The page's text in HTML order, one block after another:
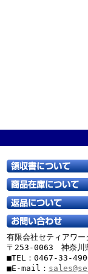
有限会社セティアワー
〒253-0063 神奈川
■TEL：0467-33-
■E-mail：